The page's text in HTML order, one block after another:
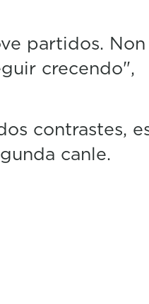
partidos.
crecendo",
contrastes,
canle.